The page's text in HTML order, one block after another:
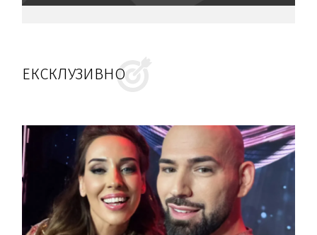
ЕКСКЛУЗИВНО